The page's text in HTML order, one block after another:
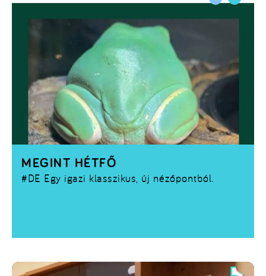
#DE Egy igazi klasszikus, új nézőpontból.
MEGINT HÉTFŐ